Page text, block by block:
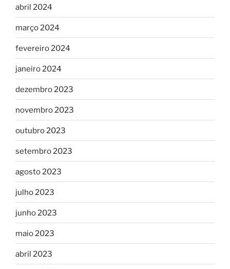
abril 2024
março 2024
fevereiro 2024
janeiro 2024
dezembro 2023
novembro 2023
outubro 2023
setembro 2023
agosto 2023
julho 2023
junho 2023
maio 2023
abril 2023